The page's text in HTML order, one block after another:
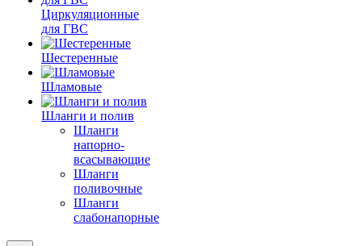
Циркуляционные
для ГВС
Шестеренные
Шламовые
Шланги и полив
Шланги
напорно-
всасывающие
Шланги
поливочные
Шланги
слабонапорные